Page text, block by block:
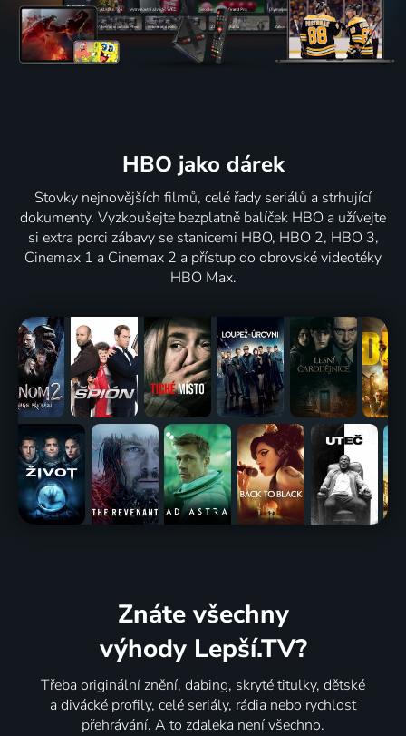
HBO jako dárek
Stovky nejnovějších filmů, celé řady seriálů a strhující
dokumenty. Vyzkoušejte bezplatně balíček HBO a užívejte
si extra porci zábavy se stanicemi HBO, HBO 2, HBO 3,
Cinemax 1 a Cinemax 2 a přístup do obrovské videotéky
HBO Max.
Znáte všechny
výhody Lepší.TV?
Třeba originální znění, dabing, skryté titulky, dětské
a divácké profily, celé seriály, rádia nebo rychlost
přehrávání. A to zdaleka není všechno.